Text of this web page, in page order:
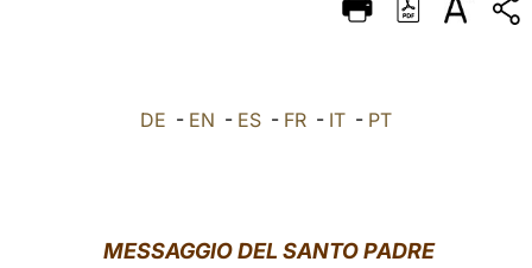
DEUTSCH
العربيّة DE - EN - ES - FR - IT - PT
MESSAGGIO DEL SANTO PADRE